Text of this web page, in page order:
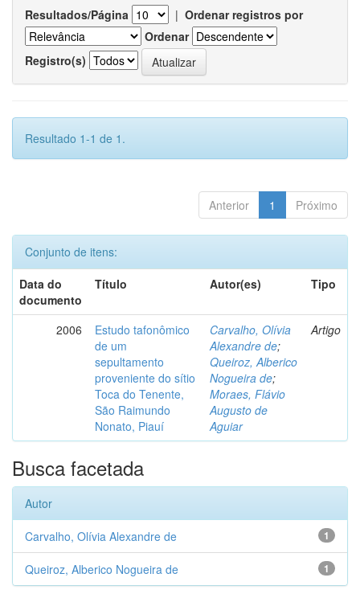
Resultados/Página | Ordenar registros por
Ordenar
Registro(s)
Resultado 1-1 de 1.
Anterior 1 Próximo
Conjunto de itens:
Data do
documento
Título Autor(es) Tipo
2006
Estudo tafonômico
de um
sepultamento
proveniente do sítio
Toca do Tenente,
São Raimundo
Nonato, Piauí
Carvalho, Olívia
Alexandre de;
Queiroz, Alberico
Nogueira de;
Moraes, Flávio
Augusto de
Aguiar
Artigo
Busca facetada
Autor
1
Carvalho, Olívia Alexandre de
1
Queiroz, Alberico Nogueira de